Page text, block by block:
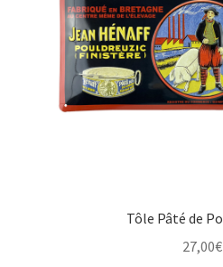
Tôle Pâté de
27,00€